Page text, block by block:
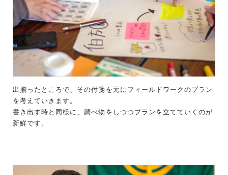
出揃ったところで、その付箋を元にフィールドワークのプラン
を考えていきます。
書き出す時と同様に、調べ物をしつつプランを立てていくのが
新鮮です。